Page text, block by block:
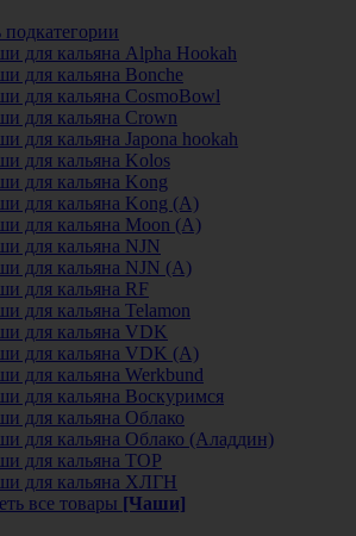
подкатегории
для кальяна Alpha Hookah
для кальяна Bonche
для кальяна CosmoBowl
для кальяна Crown
для кальяна Japona hookah
для кальяна Kolos
для кальяна Kong
для кальяна Kong (A)
для кальяна Moon (А)
для кальяна NJN
для кальяна NJN (А)
для кальяна RF
для кальяна Telamon
для кальяна VDK
для кальяна VDK (А)
для кальяна Werkbund
для кальяна Воскуримся
для кальяна Облако
для кальяна Облако (Аладдин)
для кальяна ТОР
для кальяна ХЛГН
все товары [Чаши]